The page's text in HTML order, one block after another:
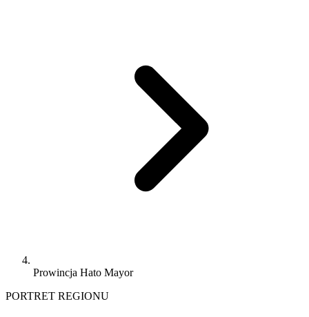
Prowincja Hato Mayor
PORTRET REGIONU